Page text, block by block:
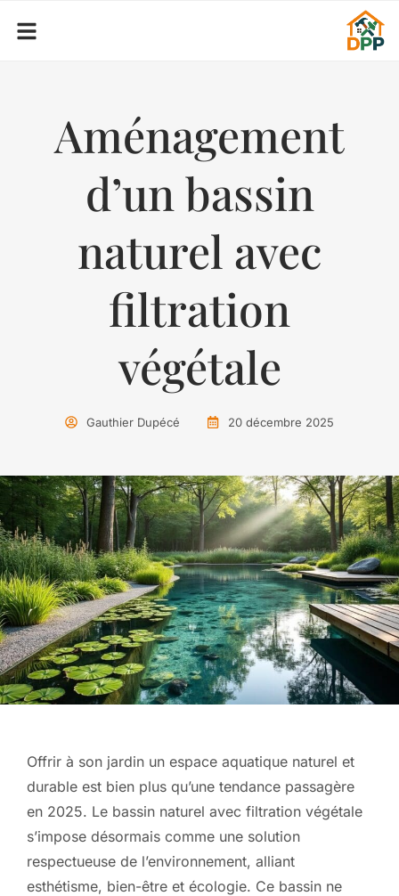
Aménagement
d’un bassin
naturel avec
filtration
végétale
Gauthier Dupécé 20 décembre 2025
Offrir à son jardin un espace aquatique naturel et
durable est bien plus qu’une tendance passagère
en 2025. Le bassin naturel avec filtration végétale
s’impose désormais comme une solution
respectueuse de l’environnement, alliant
esthétisme, bien-être et écologie. Ce bassin ne